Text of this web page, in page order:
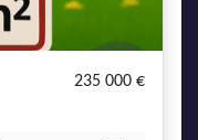
235 000 €